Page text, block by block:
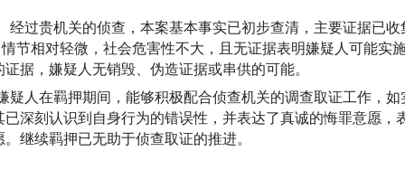
经过贵机关的侦查，本案基本事实已初步查清，主要证据已收
节相对轻微，社会危害性不大，且无证据表明嫌疑人可能实
据，嫌疑人无销毁、伪造证据或串供的可能。
疑人在羁押期间，能够积极配合侦查机关的调查取证工作，如
深刻认识到自身行为的错误性，并表达了真诚的悔罪意愿，
继续羁押已无助于侦查取证的推进。